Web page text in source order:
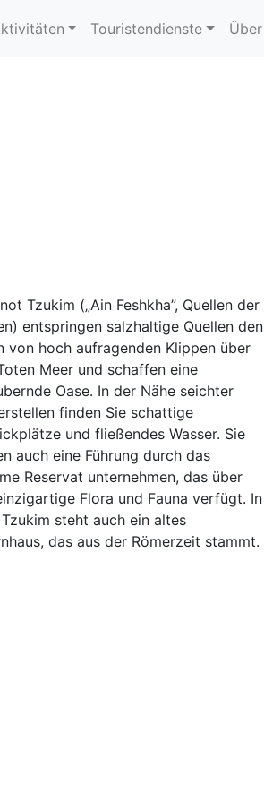
Touristendienste Über
Tzukim („Ain Feshkha”, Quellen der
entspringen salzhaltige Quellen den
von hoch aufragenden Klippen über
Meer und schaffen eine
Oase. In der Nähe seichter
finden Sie schattige
und fließendes Wasser. Sie
auch eine Führung durch das
Reservat unternehmen, das über
Flora und Fauna verfügt. In
steht auch ein altes
das aus der Römerzeit stammt.